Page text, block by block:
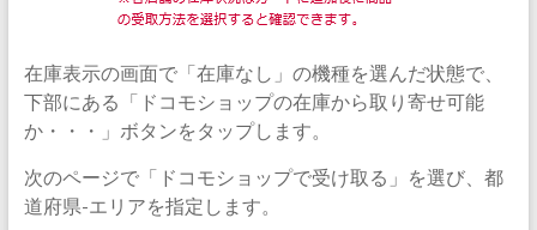
在庫表示の画面で「在庫なし」の機種を選んだ状態で、
下部にある「ドコモショップの在庫から取り寄せ可能
か・・・」ボタンをタップします。
次のページで「ドコモショップで受け取る」を選び、都
道府県-エリアを指定します。